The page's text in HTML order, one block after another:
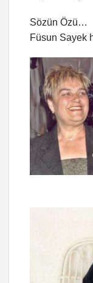
Sözün Özü…
Füsun Sayek